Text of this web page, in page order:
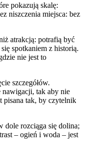
pokazują skalę:
niszczenia miejsca: bez
atrakcją: potrafią być
spotkaniem z historią.
nie jest to
szczegółów.
nawigacji, tak aby nie
pisana tak, by czytelnik
dole rozciąga się dolina;
– ogień i woda – jest